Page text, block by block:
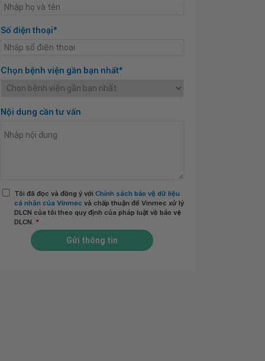
Số điện thoại*
Chọn bệnh viện gần bạn nhất*
Nội dung cần tư vấn
Tôi đã đọc và đồng ý với Chính sách bảo vệ dữ liệu
cá nhân của Vinmec và chấp thuận để Vinmec xử lý
DLCN của tôi theo quy định của pháp luật về bảo vệ
DLCN. *
Gửi thông tin